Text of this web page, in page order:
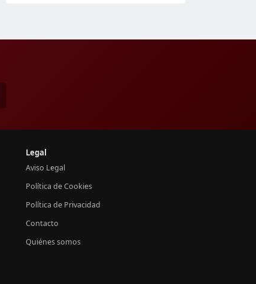
Legal
Aviso Legal
Política de Cookies
Política de Privacidad
Contacto
Quiénes somos